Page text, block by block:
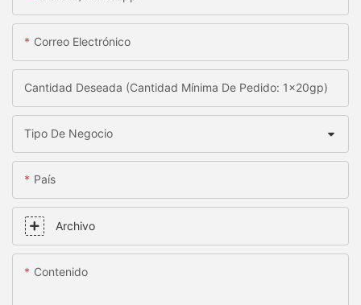
Correo Electrónico
Cantidad Deseada (Cantidad Mínima De Pedido: 1x20gp)
Tipo De Negocio
País
Archivo
Contenido